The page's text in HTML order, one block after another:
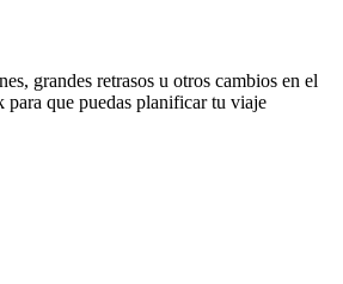
grandes retrasos u otros cambios en el
que puedas planificar tu viaje